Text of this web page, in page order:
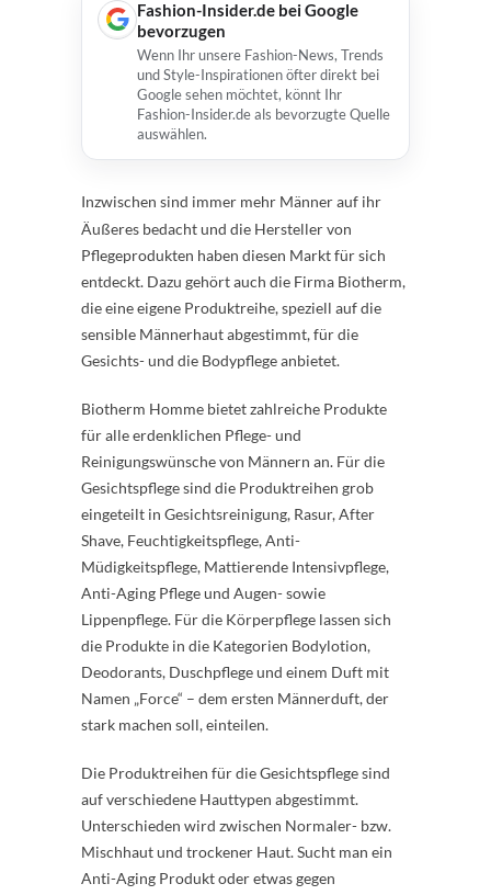
Fashion-Insider.de bei Google
bevorzugen
Wenn Ihr unsere Fashion-News, Trends
und Style-Inspirationen öfter direkt bei
Google sehen möchtet, könnt Ihr
Fashion-Insider.de als bevorzugte Quelle
auswählen.
Inzwischen sind immer mehr Männer auf ihr
Äußeres bedacht und die Hersteller von
Pflegeprodukten haben diesen Markt für sich
entdeckt. Dazu gehört auch die Firma Biotherm,
die eine eigene Produktreihe, speziell auf die
sensible Männerhaut abgestimmt, für die
Gesichts- und die Bodypflege anbietet.
Biotherm Homme bietet zahlreiche Produkte
für alle erdenklichen Pflege- und
Reinigungswünsche von Männern an. Für die
Gesichtspflege sind die Produktreihen grob
eingeteilt in Gesichtsreinigung, Rasur, After
Shave, Feuchtigkeitspflege, Anti-
Müdigkeitspflege, Mattierende Intensivpflege,
Anti-Aging Pflege und Augen- sowie
Lippenpflege. Für die Körperpflege lassen sich
die Produkte in die Kategorien Bodylotion,
Deodorants, Duschpflege und einem Duft mit
Namen „Force“ – dem ersten Männerduft, der
stark machen soll, einteilen.
Die Produktreihen für die Gesichtspflege sind
auf verschiedene Hauttypen abgestimmt.
Unterschieden wird zwischen Normaler- bzw.
Mischhaut und trockener Haut. Sucht man ein
Anti-Aging Produkt oder etwas gegen